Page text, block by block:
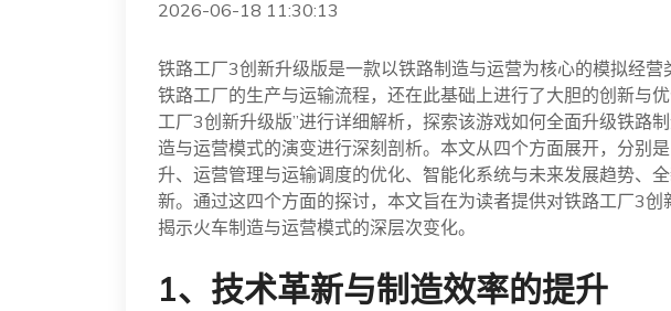
2026-06-18 11:30:13
铁路工厂3创新升级版是一款以铁路制造与运营为核心的模拟经
铁路工厂的生产与运输流程，还在此基础上进行了大胆的创新与
工厂3创新升级版”进行详细解析，探索该游戏如何全面升级铁路
造与运营模式的演变进行深刻剖析。本文从四个方面展开，分别
升、运营管理与运输调度的优化、智能化系统与未来发展趋势、
新。通过这四个方面的探讨，本文旨在为读者提供对铁路工厂3
揭示火车制造与运营模式的深层次变化。
1、技术革新与制造效率的提升